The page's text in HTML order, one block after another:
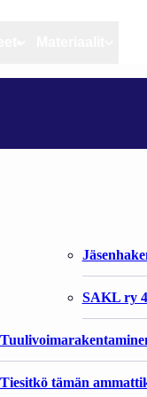
Elinkeino
Rannikko ja
Elinkeinokalatalouden
Kalat ja kalatalous
Vahinkoeläimet
Tiesitkö tämän
Liitto
Liiton
SAKL ry
lain